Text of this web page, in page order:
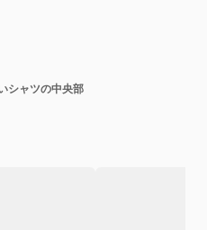
シャツの中央部